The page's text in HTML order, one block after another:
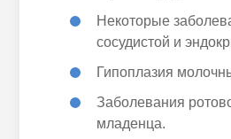
Некоторые
сосудистой и
Гипоплазия
Заболевания
младенца.